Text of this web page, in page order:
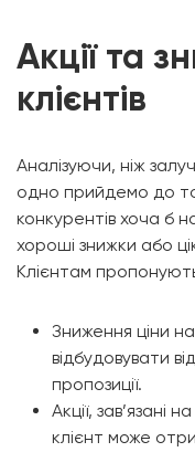
Акції та
клієнтів
Аналізуючи, ніж
одно прийдемо до
конкурентів хоча б
хороші знижки або
Клієнтам
Зниження ціни на
відбудовувати
пропозиції.
Акції, зав’язані
клієнт може